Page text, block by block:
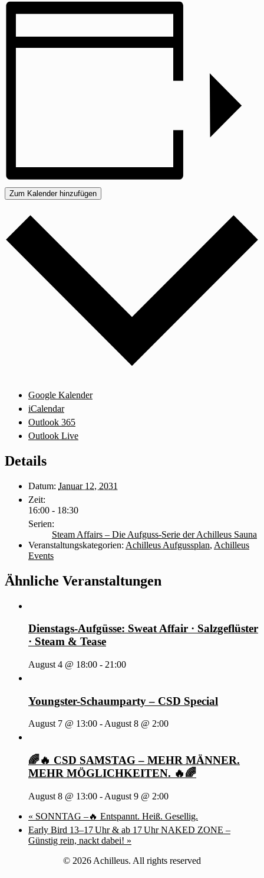
Zum Kalender hinzufügen
Google Kalender
iCalendar
Outlook 365
Outlook Live
Details
Datum: Januar 12, 2031
Zeit:
16:00 - 18:30
Serien:
Steam Affairs – Die Aufguss-Serie der Achilleus Sauna
Veranstaltungskategorien: Achilleus Aufgussplan, Achilleus
Events
Ähnliche Veranstaltungen
Dienstags-Aufgüsse: Sweat Affair · Salzgeflüster
· Steam & Tease
August 4 @ 18:00 - 21:00
Youngster-Schaumparty – CSD Special
August 7 @ 13:00 -August 8 @ 2:00
🌈🔥 CSD SAMSTAG – MEHR MÄNNER.
MEHR MÖGLICHKEITEN. 🔥🌈
August 8 @ 13:00 - August 9 @ 2:00
« SONNTAG –🔥 Entspannt. Heiß. Gesellig.
Early Bird 13–17 Uhr & ab 17 Uhr NAKED ZONE –
Günstig rein, nackt dabei! »
© 2026 Achilleus. All rights reserved